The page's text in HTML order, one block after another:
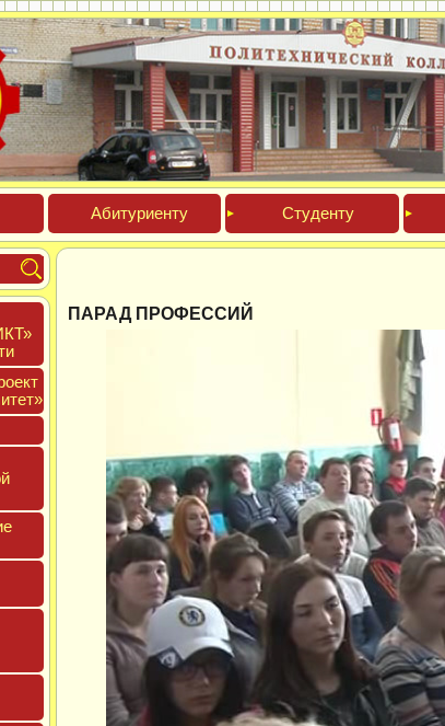
Аби­тури­ен­ту Сту­ден­ту
ПАРАД ПРОФЕССИЙ